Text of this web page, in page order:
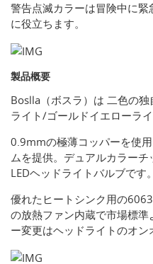
警告点滅カラーは冒険中に
に役立ちます。
製品概要
Boslla（ボスラ）は 二色の
ライト/ゴールドイエローライ
0.9mmの極薄コッパーを使
ムを提供。デュアルカラー
LEDヘッドライトバルブです。
優れたヒートシンク用の
の放熱ファン内蔵で市場標
ー変更はヘッドライトのオン